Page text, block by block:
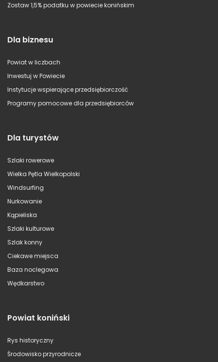
Zostaw 1,5% podatku w powiecie konińskim
Dla biznesu
Powiat w liczbach
Inwestuj w Powiecie
Instytucje wspierające przedsiębiorczość
Programy pomocowe dla przedsiębiorców
Dla turystów
Szlaki rowerowe
Wielka Pętla Wielkopolski
Windsurfing
Nurkowanie
Kąpieliska
Szlaki kulturowe
Szlak konny
Ciekawe miejsca
Baza noclegowa
Wędkarstwo
Powiat koniński
Rys historyczny
Środowisko przyrodnicze